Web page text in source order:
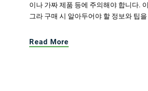
이나 가짜 제품 등에 주의해야 합니다.
그라 구매 시 알아두어야 할 정보와 팁
Read More